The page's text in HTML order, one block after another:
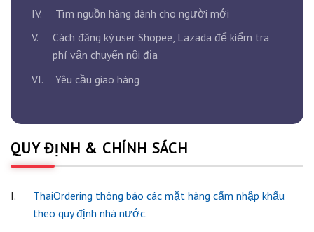
IV.
Tìm nguồn hàng dành cho người mới
V.
Cách đăng ký user Shopee, Lazada để kiểm tra
phí vận chuyển nội địa
VI.
Yêu cầu giao hàng
QUY ĐỊNH & CHÍNH SÁCH
I.
ThaiOrdering thông báo các mặt hàng cấm nhập khẩu
theo quy định nhà nước.